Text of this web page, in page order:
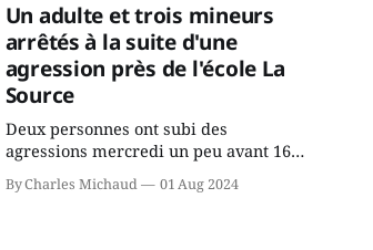
Un adulte et trois mineurs
arrêtés à la suite d'une
agression près de l'école La
Source
Deux personnes ont subi des
agressions mercredi un peu avant 16h
à proximité de l'école primaire La
Source dans le secteur Bellefeuille de
By Charles Michaud 01 Aug 2024